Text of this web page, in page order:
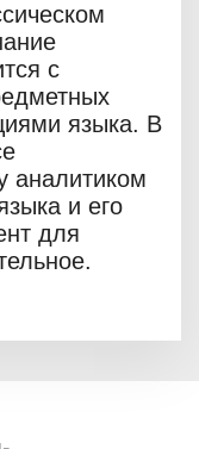
с
языка. В
аналитиком
и его
для